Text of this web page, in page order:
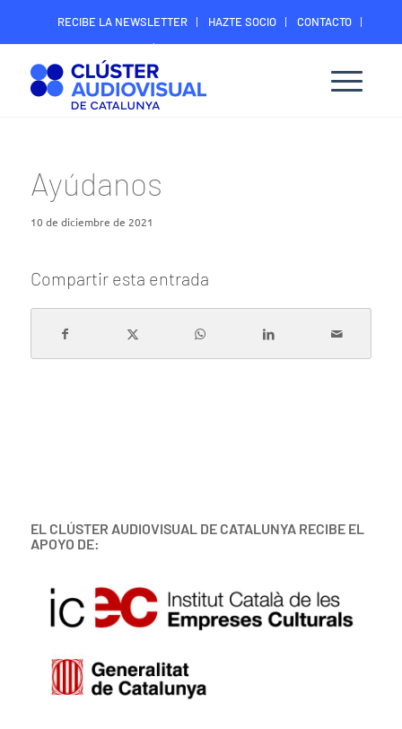
RECIBE LA NEWSLETTER HAZTE SOCIO
CONTACTO
ÁREA DIGITAL SOCIOS
Ayúdanos
10 de diciembre de 2021
Compartir esta entrada
EL CLÚSTER AUDIOVISUAL DE CATALUNYA RECIBE EL
APOYO DE: